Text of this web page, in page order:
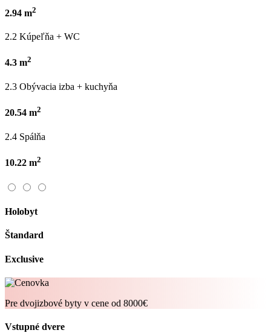
2.94 m2
2.2 Kúpeľňa + WC
4.3 m2
2.3 Obývacia izba + kuchyňa
20.54 m2
2.4 Spálňa
10.22 m2
Holobyt
Štandard
Exclusive
Pre dvojizbové byty v cene od 8000€
Vstupné dvere